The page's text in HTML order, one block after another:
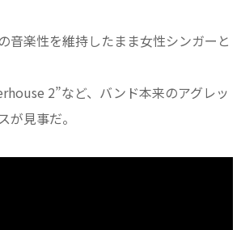
楽性を維持したまま女性シンガーと
2”など、バンド本来のアグレッ
見事だ。